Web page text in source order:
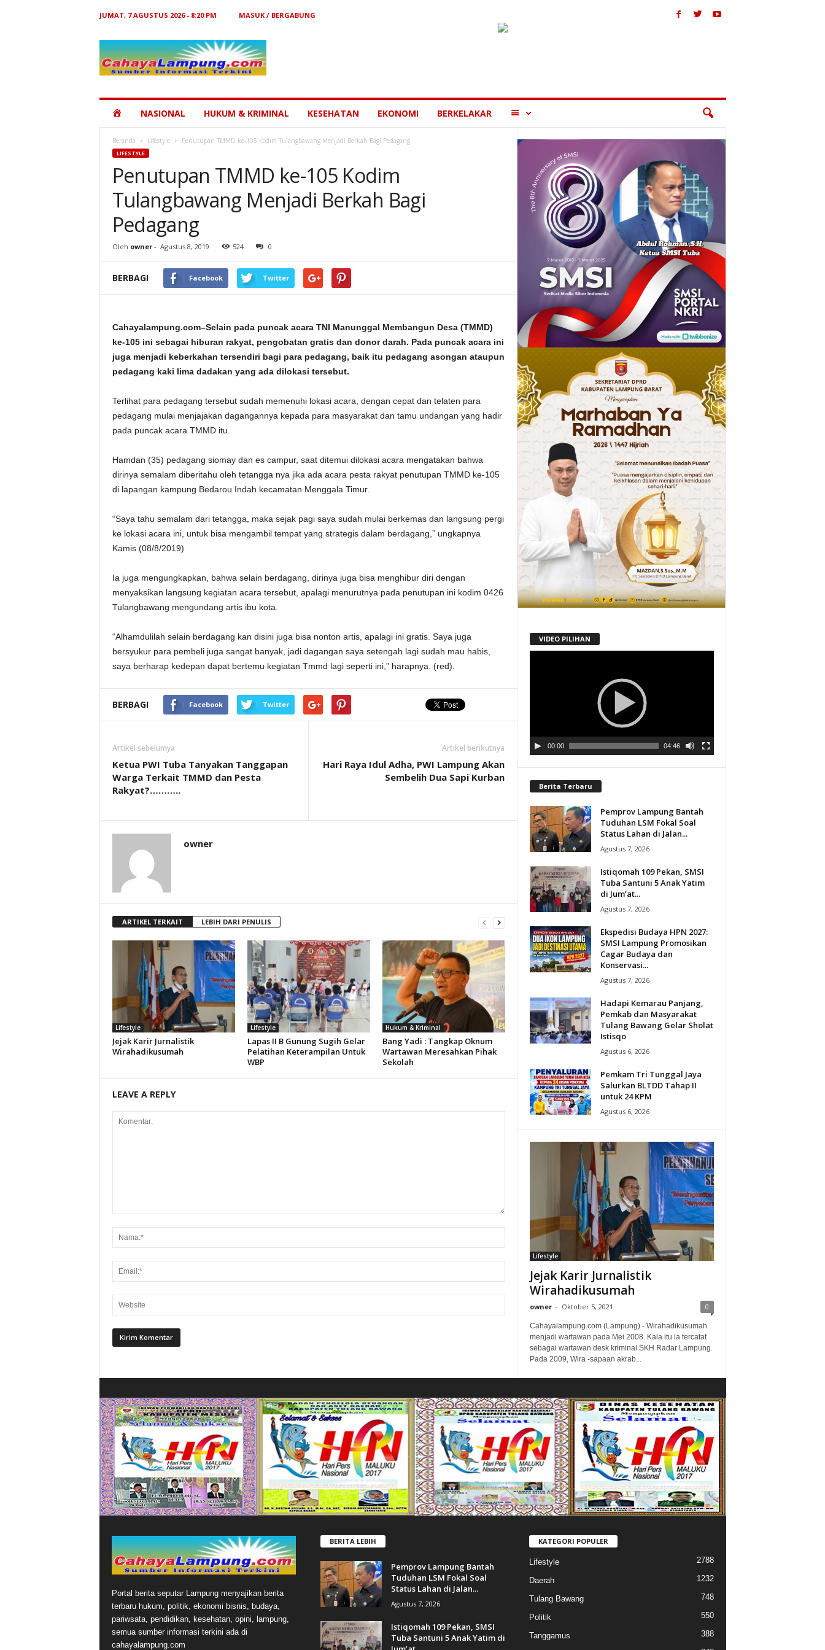
JUMAT, 7 AGUSTUS 2026 - 8:20 PM
MASUK / BERGABUNG
Lampung
HOMENASIONAL HUKUM & KRIMINAL KESEHATAN EKONOMI BERKELAKAR MORE
Beranda Lifestyle Penutupan TMMD ke-105 Kodim Tulangbawang Menjadi Berkah Bagi Pedagang
LIFESTYLE
Penutupan TMMD ke-105 Kodim
Tulangbawang Menjadi Berkah Bagi
Pedagang
Oleh owner- Agustus 8, 2019 524 0
BERBAGI Facebook Twitter
Cahayalampung.com–Selain pada puncak acara TNI Manunggal Membangun Desa (TMMD)
ke-105 ini sebagai hiburan rakyat, pengobatan gratis dan donor darah. Pada puncak acara ini
juga menjadi keberkahan tersendiri bagi para pedagang, baik itu pedagang asongan ataupun
pedagang kaki lima dadakan yang ada dilokasi tersebut.
Terlihat para pedagang tersebut sudah memenuhi lokasi acara, dengan cepat dan telaten para
pedagang mulai menjajakan dagangannya kepada para masyarakat dan tamu undangan yang hadir
pada puncak acara TMMD itu.
Hamdan (35) pedagang siomay dan es campur, saat ditemui dilokasi acara mengatakan bahwa
dirinya semalam diberitahu oleh tetangga nya jika ada acara pesta rakyat penutupan TMMD ke-105
di lapangan kampung Bedarou Indah kecamatan Menggala Timur.
“Saya tahu semalam dari tetangga, maka sejak pagi saya sudah mulai berkemas dan langsung pergi
ke lokasi acara ini, untuk bisa mengambil tempat yang strategis dalam berdagang,” ungkapnya
Kamis (08/8/2019)
Ia juga mengungkapkan, bahwa selain berdagang, dirinya juga bisa menghibur diri dengan
menyaksikan langsung kegiatan acara tersebut, apalagi menurutnya pada penutupan ini kodim 0426
Tulangbawang mengundang artis ibu kota.
“Alhamdulilah selain berdagang kan disini juga bisa nonton artis, apalagi ini gratis. Saya juga
bersyukur para pembeli juga sangat banyak, jadi dagangan saya setengah lagi sudah mau habis,
saya berharap kedepan dapat bertemu kegiatan Tmmd lagi seperti ini,” harapnya. (red).
BERBAGI Facebook Twitter
Artikel sebelumya
Ketua PWI Tuba Tanyakan Tanggapan
Warga Terkait TMMD dan Pesta
Rakyat?………..
Artikel berikutnya
Hari Raya Idul Adha, PWI Lampung Akan
Sembelih Dua Sapi Kurban
owner
ARTIKEL TERKAIT LEBIH DARI PENULIS
Lifestyle
Jejak Karir Jurnalistik
Wirahadikusumah
Lifestyle
Lapas II B Gunung Sugih Gelar
Pelatihan Keterampilan Untuk
WBP
Hukum & Kriminal
Bang Yadi : Tangkap Oknum
Wartawan Meresahkan Pihak
Sekolah
LEAVE A REPLY
VIDEO PILIHAN
00:00 04:46
Berita Terbaru
Pemprov Lampung Bantah
Tuduhan LSM Fokal Soal
Status Lahan di Jalan...
Agustus 7, 2026
Istiqomah 109 Pekan, SMSI
Tuba Santuni 5 Anak Yatim
di Jum’at...
Agustus 7, 2026
Ekspedisi Budaya HPN 2027:
SMSI Lampung Promosikan
Cagar Budaya dan
Konservasi...
Agustus 7, 2026
Hadapi Kemarau Panjang,
Pemkab dan Masyarakat
Tulang Bawang Gelar Sholat
Istisqo
Agustus 6, 2026
Pemkam Tri Tunggal Jaya
Salurkan BLTDD Tahap II
untuk 24 KPM
Agustus 6, 2026
Lifestyle
Jejak Karir Jurnalistik
Wirahadikusumah
owner - Oktober 5, 2021 0
Cahayalampung.com (Lampung) - Wirahadikusumah
menjadi wartawan pada Mei 2008. Kala itu ia tercatat
sebagai wartawan desk kriminal SKH Radar Lampung.
Pada 2009, Wira -sapaan akrab...
Portal berita seputar Lampung menyajikan berita
terbaru hukum, politik, ekonomi bisnis, budaya,
pariwsata, pendidikan, kesehatan, opini, lampung,
semua sumber informasi terkini ada di
cahayalampung.com
BERITA LEBIH
Pemprov Lampung Bantah
Tuduhan LSM Fokal Soal
Status Lahan di Jalan...
Agustus 7, 2026
Istiqomah 109 Pekan, SMSI
Tuba Santuni 5 Anak Yatim di
KATEGORI POPULER
Lifestyle 2788
Daerah 1232
Tulang Bawang 748
Politik 550
Tanggamus 388